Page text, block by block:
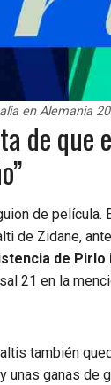
en Alemania
de
de
de Zidane,
de Pirlo
21 en la
también
unas ganas de